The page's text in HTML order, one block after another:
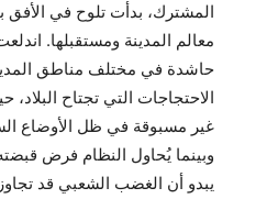
المشترك، بدأت تلوح في الأفق
معالم المدينة ومستقبلها.
حاشدة في مختلف مناطق
الاحتجاجات التي تجتاح
غير مسبوقة في ظل الأوضاع
وبينما يُحاول النظام فرض
يبدو أن الغضب الشعبي قد